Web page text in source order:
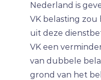
Nederland is
VK belasting
uit deze
VK een
van dubbele
grond van het